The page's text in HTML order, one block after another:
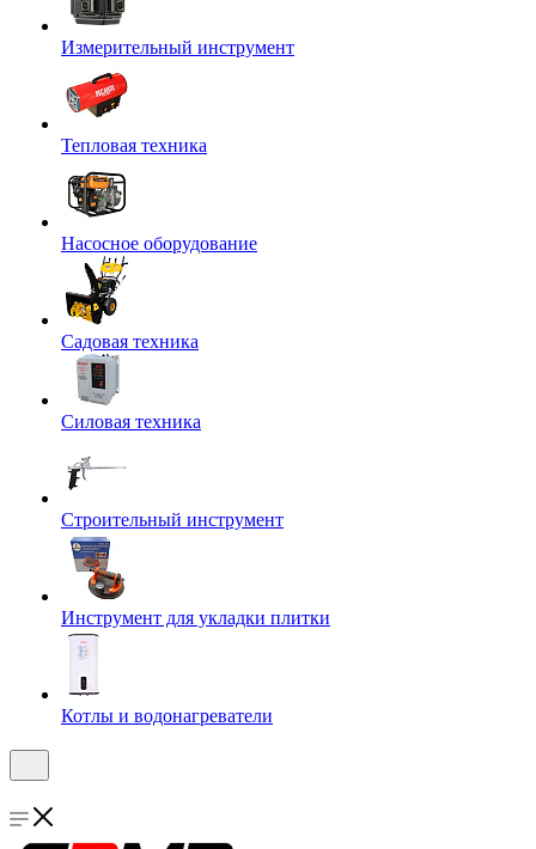
Измерительный инструмент
Тепловая техника
Насосное оборудование
Садовая техника
Силовая техника
Строительный инструмент
Инструмент для укладки плитки
Котлы и водонагреватели